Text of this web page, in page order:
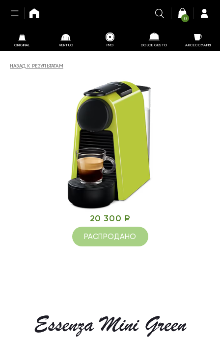
ORIGINAL VERTUO PRO DOLCE GUSTO АКСЕССУАРЫ
0
НАЗАД К РЕЗУЛЬТАТАМ
20 300 ₽
РАСПРОДАНО